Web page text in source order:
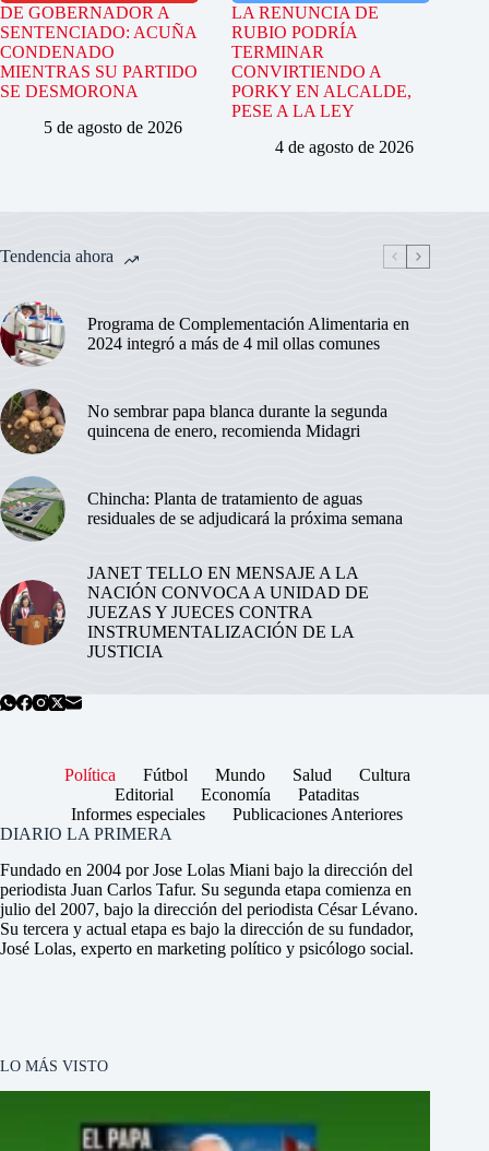
DE GOBERNADOR A
SENTENCIADO: ACUÑA
CONDENADO
MIENTRAS SU PARTIDO
SE DESMORONA
5 de agosto de 2026
LA RENUNCIA DE
RUBIO PODRÍA
TERMINAR
CONVIRTIENDO A
PORKY EN ALCALDE,
PESE A LA LEY
4 de agosto de 2026
Tendencia ahora
Programa de Complementación Alimentaria en
2024 integró a más de 4 mil ollas comunes
No sembrar papa blanca durante la segunda
quincena de enero, recomienda Midagri
Chincha: Planta de tratamiento de aguas
residuales de se adjudicará la próxima semana
JANET TELLO EN MENSAJE A LA
NACIÓN CONVOCA A UNIDAD DE
JUEZAS Y JUECES CONTRA
INSTRUMENTALIZACIÓN DE LA
JUSTICIA
Política Fútbol Mundo Salud
Cultura
Editorial
Economía
Pataditas
Informes especiales
Publicaciones Anteriores
DIARIO LA PRIMERA
Fundado en 2004 por Jose Lolas Miani bajo la dirección del
periodista Juan Carlos Tafur. Su segunda etapa comienza en
julio del 2007, bajo la dirección del periodista César Lévano.
Su tercera y actual etapa es bajo la dirección de su fundador,
José Lolas, experto en marketing político y psicólogo social.
LO MÁS VISTO